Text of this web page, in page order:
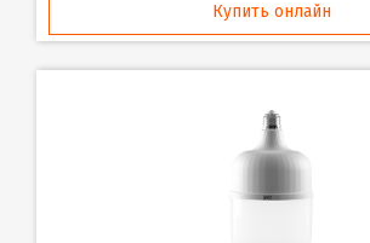
Купить онлайн